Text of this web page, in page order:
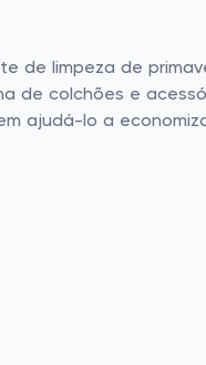
de limpeza de
de colchões e
ajudá-lo a